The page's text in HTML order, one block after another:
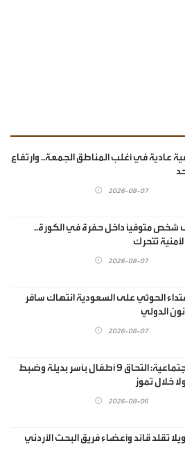
عادية في أغلب المناطق الجمعة.. وارتفاع
2026-08-07
شخص متوفيًا داخل حفرة في الكورة..
تتحرك
2026-08-07
الحوثي على السعودية انتهاك سافر
الدولي
2026-08-07
‏التنمية الاجتماعية: التحاق 9 أطفال بأسر بديلة وضبط
2026-08-06
تقلد قائد وأعضاء فريق البحث الأردني